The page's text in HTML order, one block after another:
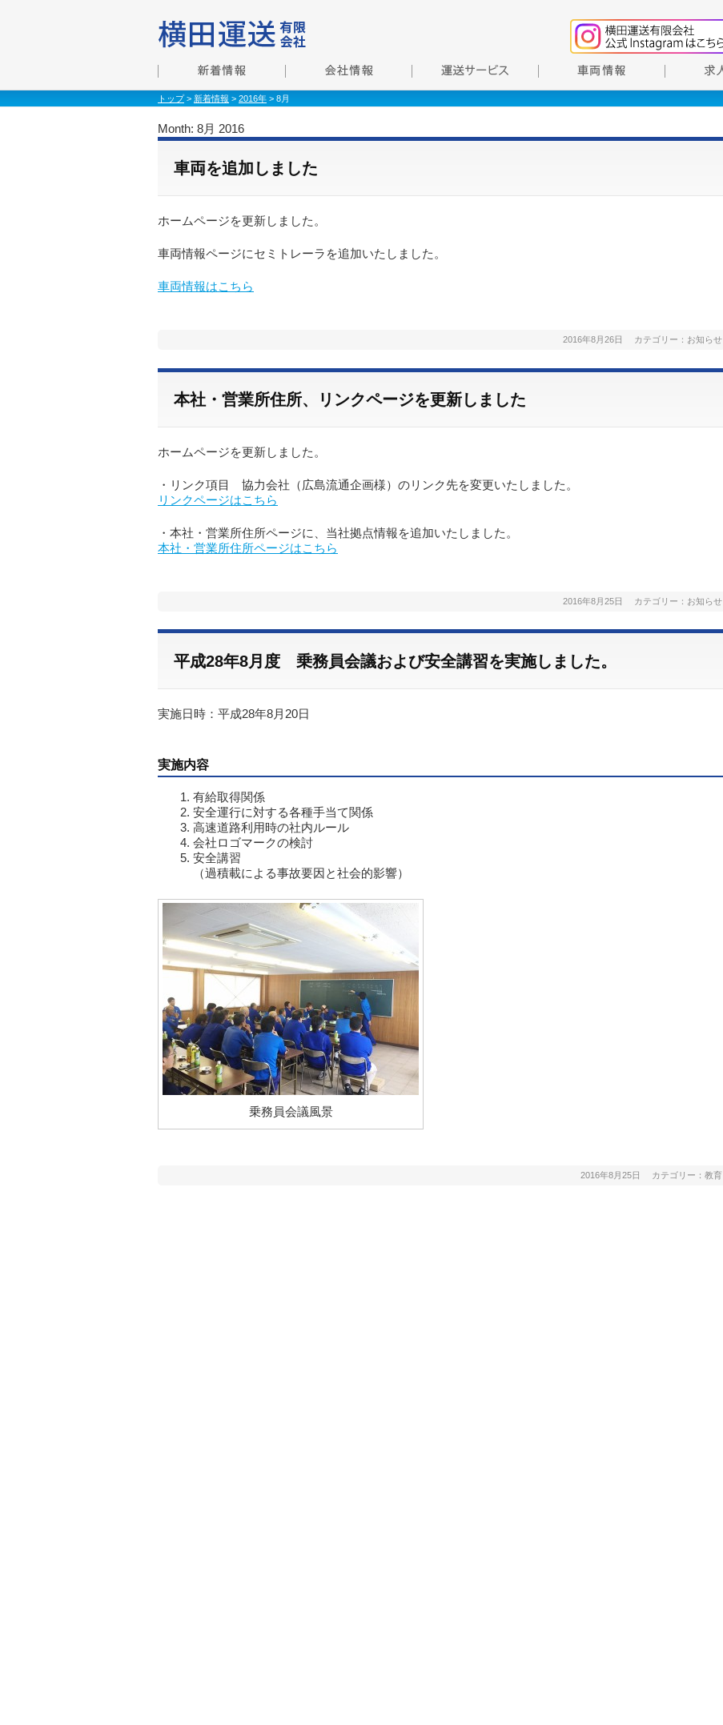
トップ> 新着情報 > 2016年 > 8月
Month: 8月 2016
車両を追加しました
ホームページを更新しました。
車両情報ページにセミトレーラを追加いたしました。
車両情報はこちら
2016年8月26日 カテゴリー： お知らせ
本社・営業所住所、リンクページを更新しました
ホームページを更新しました。
・リンク項目 協力会社（広島流通企画様）のリンク先を変更いたしました。
リンクページはこちら
・本社・営業所住所ページに、当社拠点情報を追加いたしました。
本社・営業所住所ページはこちら
2016年8月25日 カテゴリー： お知らせ
平成28年8月度 乗務員会議および安全講習を実施しました。
実施日時：平成28年8月20日
実施内容
有給取得関係
安全運行に対する各種手当て関係
高速道路利用時の社内ルール
会社ロゴマークの検討
安全講習
（過積載による事故要因と社会的影響）
乗務員会議風景
2016年8月25日 カテゴリー： 教育